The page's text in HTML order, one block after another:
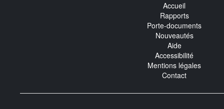
Accueil
Rapports
Porte-documents
Nouveautés
Aide
Accessibilité
Mentions légales
Contact